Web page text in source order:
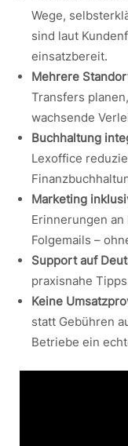
Wege,
sind laut
einsatzbereit.
Mehrere
Transfers
wachsende
Buchhaltung
Lexoffice
Marketing
Erinnerungen
Folgemails –
Support auf
praxisnahe
Keine
statt Gebühren
Betriebe ein